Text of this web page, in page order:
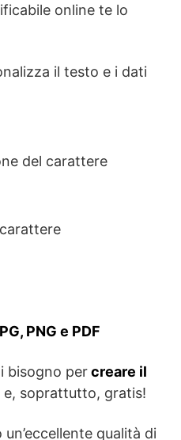
online te lo
il testo e i dati
del carattere
PNG e PDF
bisogno percreare il
e, soprattutto, gratis!
qualità di